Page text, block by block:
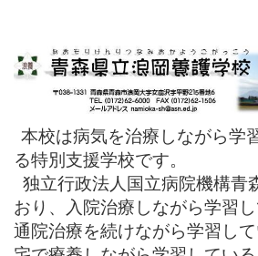
本校は病気を治療しながら学
る特別支援学校です。
独立行政法人国立病院機構青
おり、入院治療しながら学習し
通院治療を続けながら学習し